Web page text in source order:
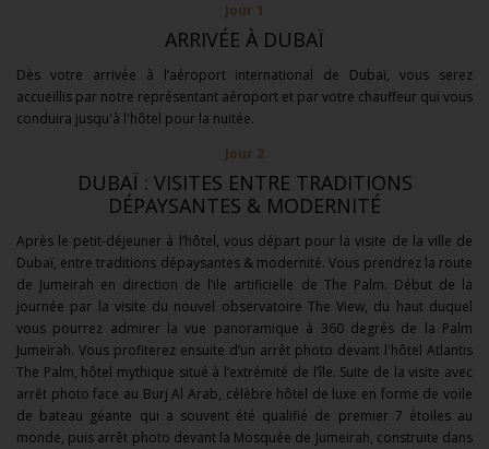
Jour 1
ARRIVÉE À DUBAÏ
Dès votre arrivée à l’aéroport international de Dubaï, vous serez
accueillis par notre représentant aéroport et parvotre chauffeur qui vous
conduira jusqu'à l'hôtel pour la nuitée.
Jour 2
DUBAÏ : VISITES ENTRE TRADITIONS
DÉPAYSANTES & MODERNITÉ
Après le petit-déjeuner à l’hôtel, vous départ pour la visite de la ville de
Dubaï, entre traditions dépaysantes & modernité. Vous prendrez la route
de Jumeirah en direction de l’ile artificielle de The Palm. Début de la
journée par la visite du nouvel observatoire The View, du haut duquel
vous pourrez admirer la vue panoramique à 360 degrés de la Palm
Jumeirah. Vous profiterez ensuite d’un arrêt photo devant l'hôtel Atlantis
The Palm, hôtel mythique situé à l’extrémité de l’île. Suite de la visite avec
arrêt photo face au Burj Al Arab, célèbre hôtel de luxe en forme de voile
de bateau géante qui a souvent été qualifié de premier 7 étoiles au
monde, puis arrêt photo devant la Mosquée de Jumeirah, construite dans